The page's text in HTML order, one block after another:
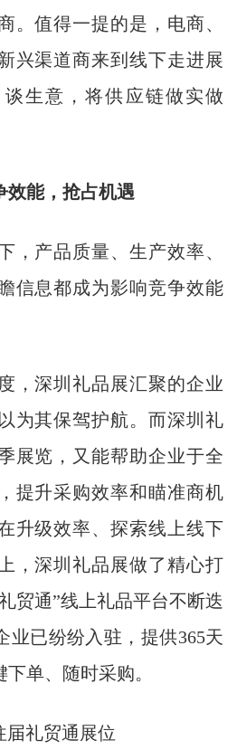
。值得一提的是，电商、
兴渠道商来到线下走进展
生意，将供应链做实做
能，抢占机遇
产品质量、生产效率、
信息都成为影响竞争效能
深圳礼品展汇聚的企业
为其保驾护航。而深圳礼
展览，又能帮助企业于全
提升采购效率和瞄准商机
升级效率、探索线上线下
，深圳礼品展做了精心打
贸通”线上礼品平台不断迭
业已纷纷入驻，提供365天
单、随时采购。
礼贸通展位